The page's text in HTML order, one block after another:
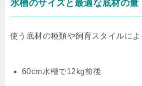
水槽のサイズと最適な底材の量
使う底材の種類や飼育スタイルによ
60cm水槽で12kg前後